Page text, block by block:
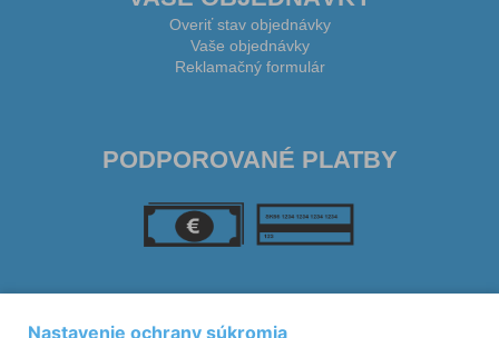
Overiť stav objednávky
Vaše objednávky
Reklamačný formulár
PODPOROVANÉ PLATBY
Nastavenie ochrany súkromia